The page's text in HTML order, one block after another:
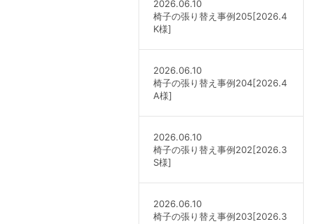
2026.06.10
椅子の張り替え事例205[2026.4
K様]
2026.06.10
椅子の張り替え事例204[2026.4
A様]
2026.06.10
椅子の張り替え事例202[2026.3
S様]
2026.06.10
椅子の張り替え事例203[2026.3